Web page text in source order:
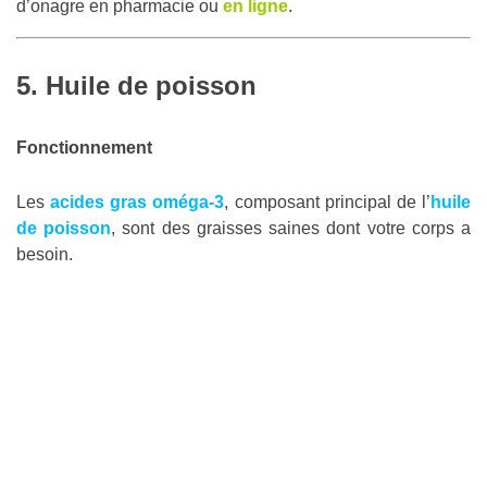
d’onagre en pharmacie ou en ligne.
5. Huile de poisson
Fonctionnement
Lesacides gras oméga-3, composant principal de l’ huile
de poisson, sont des graisses saines dont votre corps a
besoin.